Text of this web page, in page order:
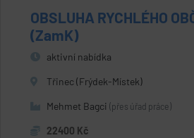
OBSLUHA RYCHLÉHO
(ZamK)
aktivní nabídka
Třinec (Frýdek-Místek)
Mehmet Bagci (přes úřad práce)
22400 Kč